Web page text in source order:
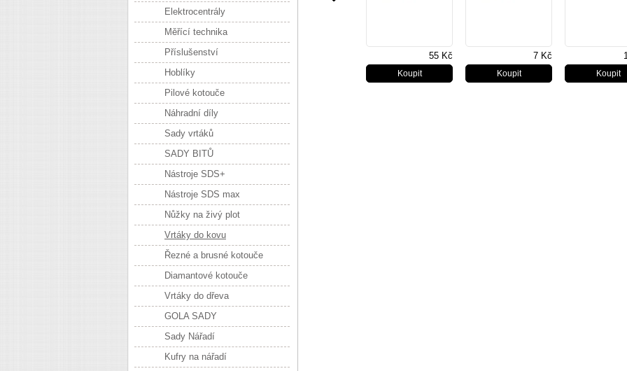
55 Kč 7 Kč
Elektrocentrály
Měřící technika
Příslušenství
Hoblíky
Pilové kotouče
Náhradní díly
Sady vrtáků
SADY BITŮ
Nástroje SDS+
Nástroje SDS max
Nůžky na živý plot
Vrtáky do kovu
Řezné a brusné kotouče
Diamantové kotouče
Vrtáky do dřeva
GOLA SADY
Sady Nářadí
Kufry na nářadí